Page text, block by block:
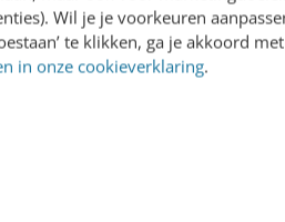
Wil je je voorkeuren
te klikken, ga je akkoord
in onze cookieverklaring.
kun je vaak goed